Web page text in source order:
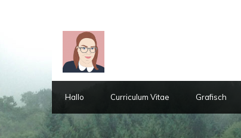
Hallo Curriculum Vitae Grafisch